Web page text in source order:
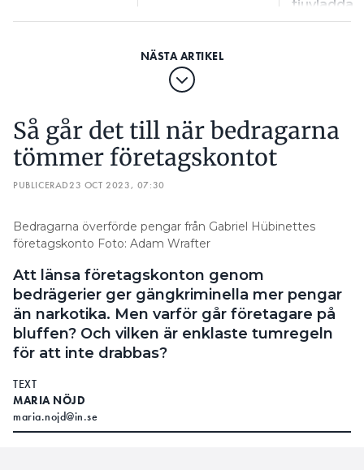
handlar
Så går det till när bedragarna
tömmer företagskontot
PUBLICERAD23 OCT 2023, 07:30
Bedragarna överförde pengar från Gabriel Hübinettes
företagskonto Foto: Adam Wrafter
Att länsa företagskonton genom
bedrägerier ger gängkriminella mer pengar
än narkotika. Men varför går företagare på
bluffen? Och vilken är enklaste tumregeln
för att inte drabbas?
TEXT
MARIA NÖJD
maria.nojd@in.se